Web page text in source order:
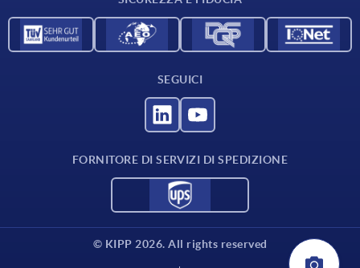
SEGUICI
FORNITORE DI SERVIZI DI SPEDIZIONE
© KIPP 2026. All rights reserved